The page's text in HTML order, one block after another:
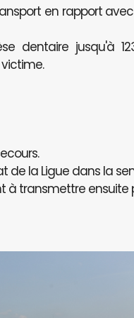
en rapport
dentaire jusqu'à
de la Ligue dans la
à transmettre ensuite